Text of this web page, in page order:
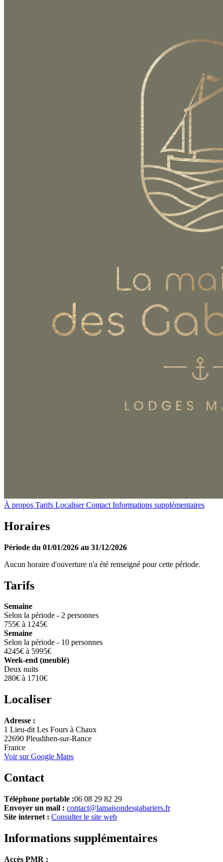
À propos Tarifs Localiser Contact Informations supplémentaires
Horaires
Période du 01/01/2026 au 31/12/2026
Aucun horaire d'ouverture n'a été renseigné pour cette période.
Tarifs
Semaine
Selon la période - 2 personnes
755€ à 1245€
Semaine
Selon la période - 10 personnes
4245€ à 5995€
Week-end (meublé)
Deux nuits
280€ à 1710€
Localiser
+
−
Adresse :
1 Lieu-dit Les Fours à Chaux
22690 Pleudihen-sur-Rance
France
Voir sur Google Maps
Contact
Téléphone portable :06 08 29 82 29
Envoyer un mail : contact@lamaisondesgabariers.fr
Site internet : Consulter le site web
Informations supplémentaires
Accès PMR :